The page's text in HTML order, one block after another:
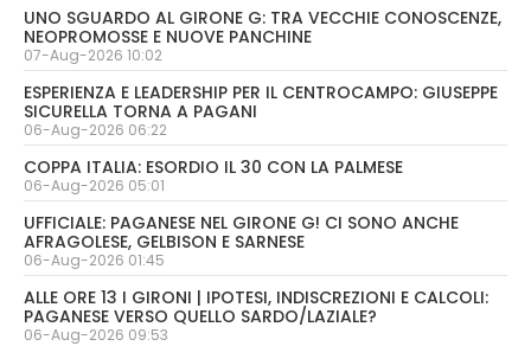
UNO SGUARDO AL GIRONE G: TRA VECCHIE CONOSCENZE,
NEOPROMOSSE E NUOVE PANCHINE
07-Aug-2026 10:02
ESPERIENZA E LEADERSHIP PER IL CENTROCAMPO: GIUSEPPE
SICURELLA TORNA A PAGANI
06-Aug-2026 06:22
COPPA ITALIA: ESORDIO IL 30 CON LA PALMESE
06-Aug-2026 05:01
UFFICIALE: PAGANESE NEL GIRONE G! CI SONO ANCHE
AFRAGOLESE, GELBISON E SARNESE
06-Aug-2026 01:45
ALLE ORE 13 I GIRONI | IPOTESI, INDISCREZIONI E CALCOLI:
PAGANESE VERSO QUELLO SARDO/LAZIALE?
06-Aug-2026 09:53